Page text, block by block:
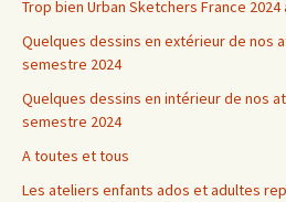
Trop bien Urban Sketchers France 2024
Quelques dessins en extérieur de nos
semestre 2024
Quelques dessins en intérieur de nos
semestre 2024
A toutes et tous
Les ateliers enfants ados et adultes